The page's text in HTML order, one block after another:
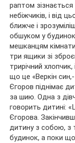
раптом
небіжчиків, і від
ближче і
обшуком у
мешканцям
три ящики зі
трирічний
що це «Веркін
Єгоров піднімає
за шию. Одна з
говорить дитині:
Єгорова.
дитину з собою, з
будинок, а поки